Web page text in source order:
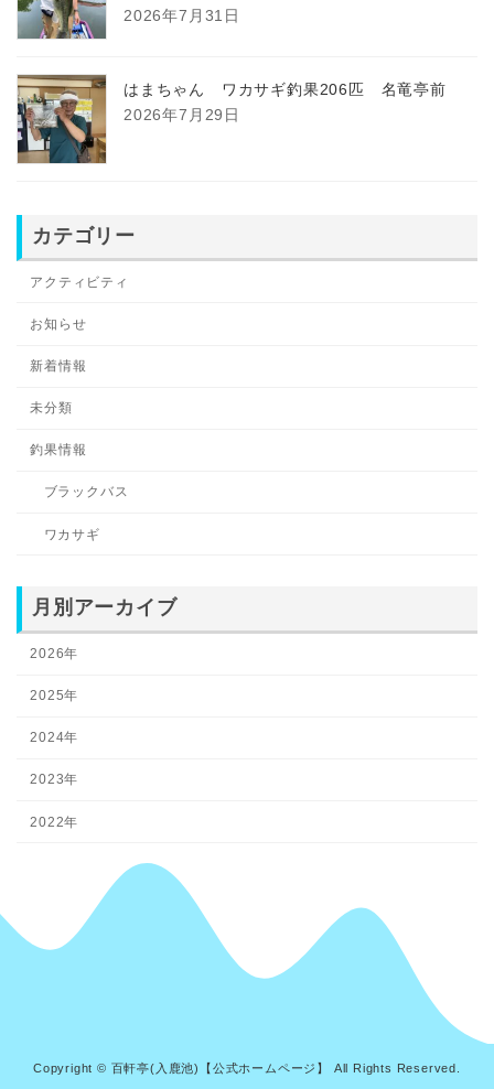
2026年7月31日
はまちゃん ワカサギ釣果206匹 名竜亭前
2026年7月29日
カテゴリー
アクティビティ
お知らせ
新着情報
未分類
釣果情報
ブラックバス
ワカサギ
月別アーカイブ
2026年
2025年
2024年
2023年
2022年
Copyright © 百軒亭(入鹿池)【公式ホームページ】 All Rights Reserved.